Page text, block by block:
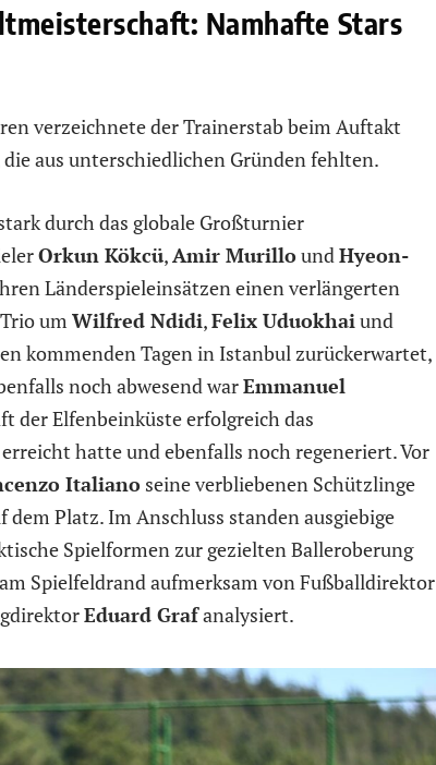
Namhafte Stars
verzeichnete der Trainerstab beim Auftakt
aus unterschiedlichen Gründen fehlten.
durch das globale Großturnier
Orkun Kökcü,Amir MurilloundHyeon-
Länderspieleinsätzen einen verlängerten
um Wilfred Ndidi,Felix Uduokhaiund
kommenden Tagen in Istanbul zurückerwartet,
noch abwesend warEmmanuel
der Elfenbeinküste erfolgreich das
hatte und ebenfalls noch regeneriert. Vor
Italiano seine verbliebenen Schützlinge
Platz. Im Anschluss standen ausgiebige
Spielformen zur gezielten Balleroberung
Spielfeldrand aufmerksam von Fußballdirektor
Eduard Grafanalysiert.